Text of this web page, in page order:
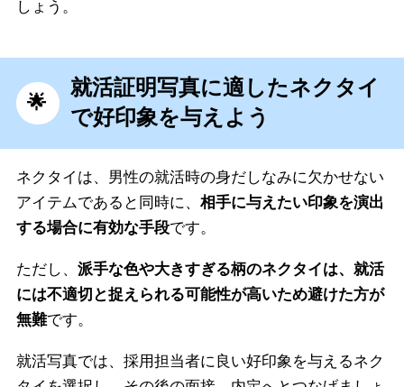
しょう。
就活証明写真に適したネクタイ
で好印象を与えよう
ネクタイは、男性の就活時の身だしなみに欠かせない
アイテムであると同時に、 相手に与えたい印象を演出
する場合に有効な手段です。
ただし、 派手な色や大きすぎる柄のネクタイは、就活
には不適切と捉えられる可能性が高いため避けた方が
無難です。
就活写真では、採用担当者に良い好印象を与えるネク